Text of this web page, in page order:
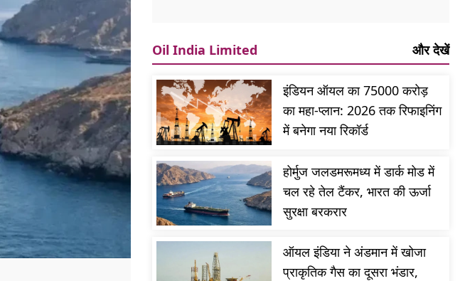
Oil India Limited और देखें
इंडियन ऑयल का 75000 करोड़
का महा-प्लान: 2026 तक रिफाइनिंग
में बनेगा नया रिकॉर्ड
होर्मुज जलडमरूमध्य में डार्क मोड में
चल रहे तेल टैंकर, भारत की ऊर्जा
सुरक्षा बरकरार
ऑयल इंडिया ने अंडमान में खोजा
प्राकृतिक गैस का दूसरा भंडार,